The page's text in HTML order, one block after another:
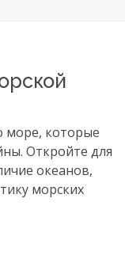
море, которые
Откройте для
океанов,
морских